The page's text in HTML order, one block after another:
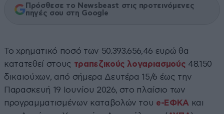
Πρόσθεσε το Newsbeast στις προτεινόμενες
πηγές σου στη Google
Το χρηματικό ποσό των 50.393.656,46 ευρώ θα
κατατεθεί στους τραπεζικούς λογαριασμούς 48.150
δικαιούχων, από σήμερα Δευτέρα 15/6 έως την
Παρασκευή 19 Ιουνίου 2026, στο πλαίσιο των
προγραμματισμένων καταβολών του e-ΕΦΚΑ και